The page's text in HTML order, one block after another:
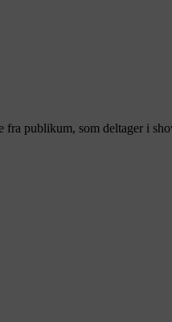
publikum, som deltager i